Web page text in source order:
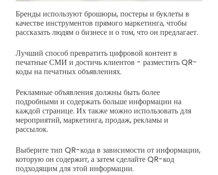
Бренды используют брошюры, постеры и буклеты в
качестве инструментов прямого маркетинга, чтобы
рассказать людям о бизнесе и о том, что он предлагает.
Лучший способ превратить цифровой контент в
печатные СМИ и достичь клиентов - разместить QR-
коды на печатных объявлениях.
Рекламные объявления должны быть более
подробными и содержать больше информации на
каждой странице. Их также можно использовать для
мероприятий, маркетинга, продаж, рекламы и
рассылок.
Выберите тип QR-кода в зависимости от информации,
которую он содержит, а затем сделайте QR-код
подходящим для этой информации.